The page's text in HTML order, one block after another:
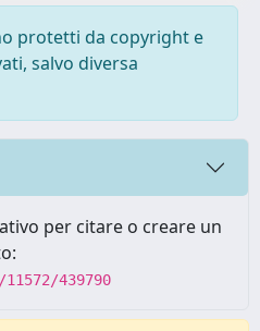
protetti da copyright e
salvo diversa
per citare o creare un
439790